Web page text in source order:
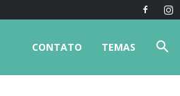
TEMAS
CONTATO